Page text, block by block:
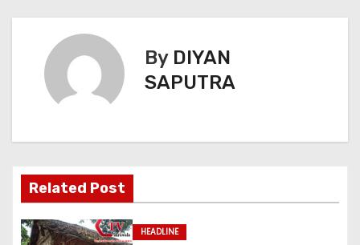
By DIYAN
SAPUTRA
Related Post
HEADLINE